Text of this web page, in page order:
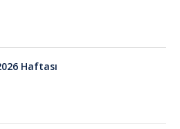
Haftası